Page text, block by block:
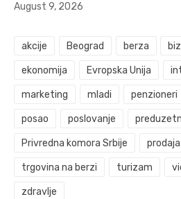
August 9, 2026
akcije Beograd berza
ekonomija Evropska Unija
marketing mladi penzioneri
posao poslovanje
Privredna komora Srbije prodaja
trgovina na berzi turizam
zdravlje